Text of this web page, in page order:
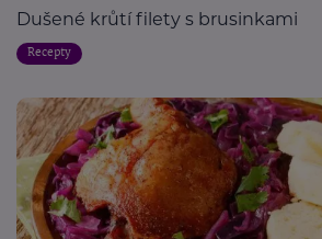
Dušené krůtí filety s brusinkami
Recepty